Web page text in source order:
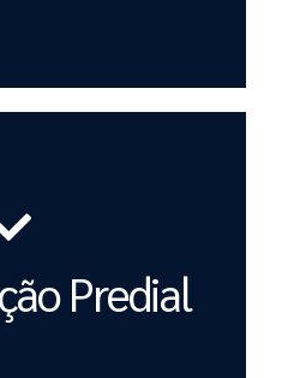
Predial